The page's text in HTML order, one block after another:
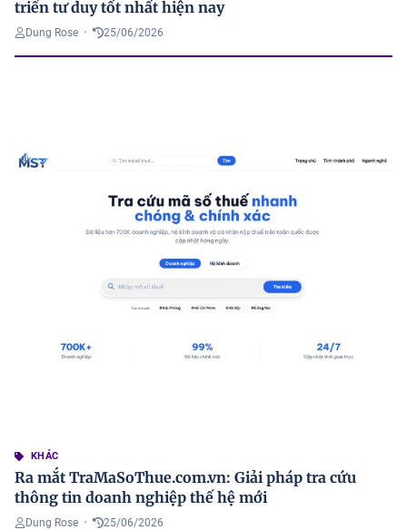
triển tư duy tốt nhất hiện nay
Dung Rose • 25/06/2026
KHÁC
Ra mắt TraMaSoThue.com.vn: Giải pháp tra cứu
thông tin doanh nghiệp thế hệ mới
Dung Rose • 25/06/2026